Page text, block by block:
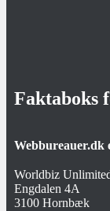
Faktaboks
Webbureauer.dk
Worldbiz
Engdalen 4A
3100 Hornbæk